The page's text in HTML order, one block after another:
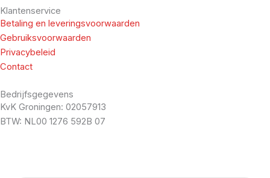
Klantenservice
Betaling en leveringsvoorwaarden
Gebruiksvoorwaarden
Privacybeleid
Contact
Bedrijfsgegevens
KvK Groningen: 02057913
BTW: NL00 1276 592B 07